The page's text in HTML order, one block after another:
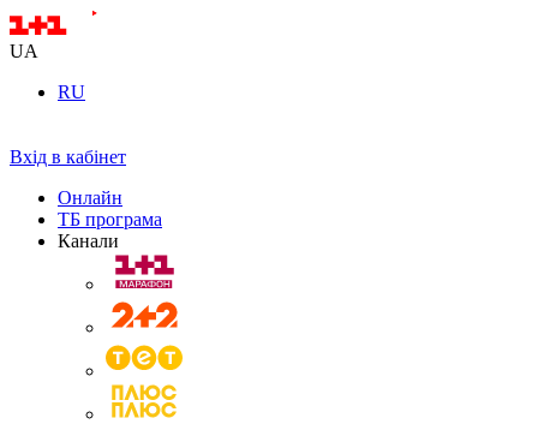
UA
RU
Вхід в кабінет
Онлайн
ТБ програма
Канали